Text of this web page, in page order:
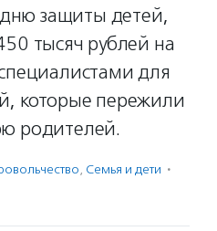
защиты детей,
тысяч рублей на
для
которые пережили
родителей.
, Семья и дети ·